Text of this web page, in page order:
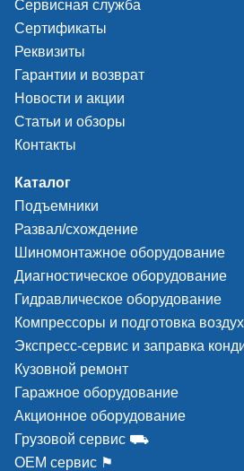
Сервисная служба
Сертификаты
Реквизиты
Гарантии и возврат
Новости и акции
Статьи и обзоры
Контакты
Каталог
Подъемники
Развал/схождение
Шиномонтажное оборудование
Диагностическое оборудование
Гидравлическое оборудование
Компрессоры и подготовка
Экспресс-сервис и заправка
Кузовной ремонт
Гаражное оборудование
Акционное оборудование
Грузовой сервис ⛟
ОЕМ сервис ⚑